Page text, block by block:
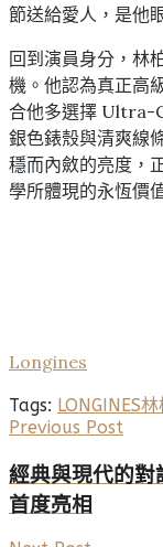
節送給愛人，是他
回到演員身分，林
機。他認為真正高
合他多選擇 Ultra-
銀色錶殼與清爽線
穩而內斂的亮度，
學所體現的永恆價
Longines
Tags: LONGINES林
Previous Post
經典與現代的對
首度亮相